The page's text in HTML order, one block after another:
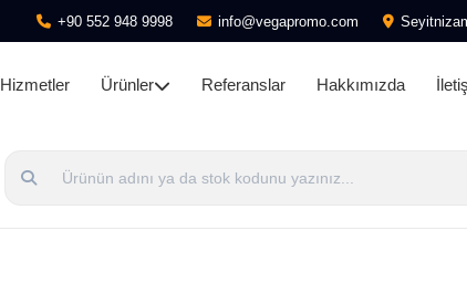
+90 552 948 9998 info@vegapromo.com
Hizmetler Ürünler Referanslar Hakkımızda